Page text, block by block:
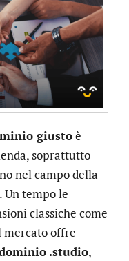
giustoè
soprattutto
nel campo della
tempo le
classiche come
mercato offre
.studio,